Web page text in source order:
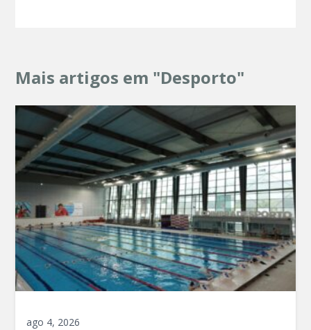
Mais artigos em "Desporto"
ago 4, 2026